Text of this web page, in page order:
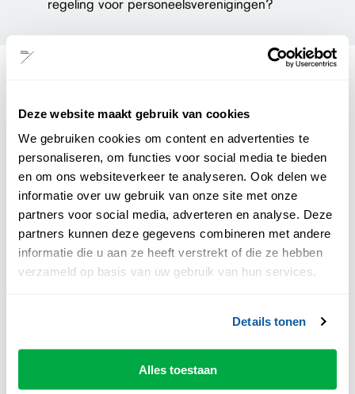
Deze website maakt gebruik van cookies
We gebruiken cookies om content en advertenties te
personaliseren, om functies voor social media te bieden
en om ons websiteverkeer te analyseren. Ook delen we
informatie over uw gebruik van onze site met onze
partners voor social media, adverteren en analyse. Deze
partners kunnen deze gegevens combineren met andere
informatie die u aan ze heeft verstrekt of die ze hebben
verzameld op basis van uw gebruik van hun services.
Details tonen
Alles toestaan
regeling voor personeelsverenigingen?
Bij groepen groter dan 25 personen, wordt deze
mogelijk tijdens de voorstelling in kleinere groepjes
verspreid door de zaal. Dit is op verzoek van de
artiest of het gezelschap.
Uiteraard houden wij graag rekening met de
dieet/allergie wensen. Wil je deze vooraf
doorgeven?
De aanvangstijd voor groepsdiners is tenminste
2,5 uur voor aanvang van de voorstelling. Dan
Betaling van het verschuldigde bedrag verzoeken
wij uiterlijk één maand voorafgaand de
voorstelling te hebben voldaan. Wij versturen